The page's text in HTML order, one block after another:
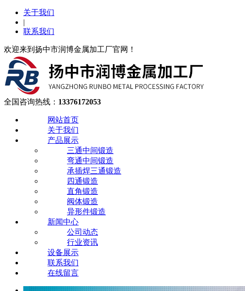
关于我们
|
联系我们
欢迎来到扬中市润博金属加工厂官网！
全国咨询热线： 13376172053
网站首页
关于我们
产品展示
三通中间锻造
弯通中间锻造
承插焊三通锻造
四通锻造
直角锻造
阀体锻造
异形件锻造
新闻中心
公司动态
行业资讯
设备展示
联系我们
在线留言